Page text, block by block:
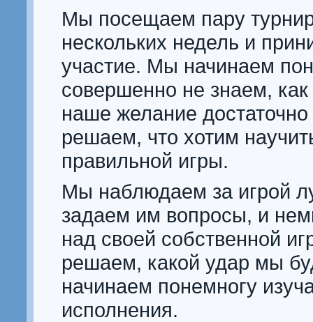
Мы посещаем пару
нескольких недель и
участие. Мы начинаем
совершенно не знаем, как
наше желание
решаем, что хотим
правильной игры.
Мы наблюдаем за игрой
задаем им вопросы, и
над своей собственной
решаем, какой удар мы
начинаем понемногу
исполнения.